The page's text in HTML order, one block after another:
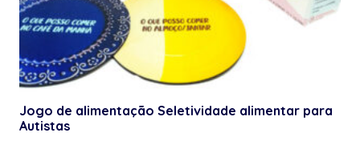
Jogo de alimentação Seletividade alimentar para
Autistas